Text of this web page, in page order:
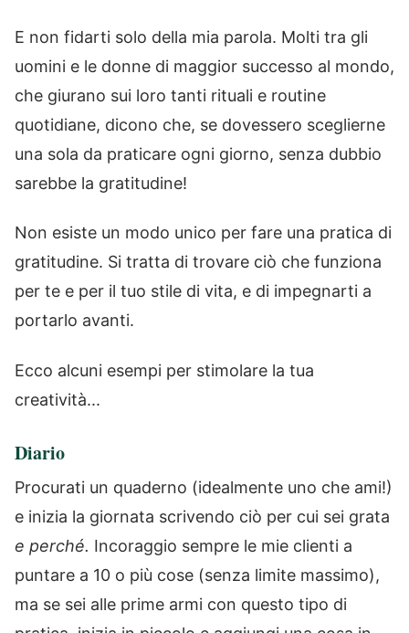
E non fidarti solo della mia parola. Molti tra gli
uomini e le donne di maggior successo al mondo,
che giurano sui loro tanti rituali e routine
quotidiane, dicono che, se dovessero sceglierne
una sola da praticare ogni giorno, senza dubbio
sarebbe la gratitudine!
Non esiste un modo unico per fare una pratica di
gratitudine. Si tratta di trovare ciò che funziona
per te e per il tuo stile di vita, e di impegnarti a
portarlo avanti.
Ecco alcuni esempi per stimolare la tua
creatività...
Diario
Procurati un quaderno (idealmente uno che ami!)
e inizia la giornata scrivendo ciò per cui sei grata
e perché. Incoraggio sempre le mie clienti a
puntare a 10 o più cose (senza limite massimo),
ma se sei alle prime armi con questo tipo di